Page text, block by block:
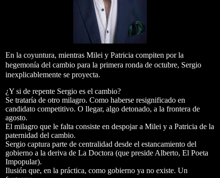
En la coyuntura, mientras Milei y Patricia compiten por la
hegemonía del cambio para la primera ronda de octubre, Sergio
inexplicablemente se proyecta.
¿Y si de repente Sergio es el cambio?
Se trataría de otro milagro. Como haberse resignificado en
candidato competitivo. O llegar, algo detonado, a la frontera de
agosto.
El milagro que le falta consiste en despojar a Milei y a Patricia de la
paternidad del cambio.
Sergio captura parte de centralidad desde el estancamiento del
gobierno a la deriva de La Doctora (que preside Alberto, El Poeta
Impopular).
Ilusión que, en la práctica, como gobierno ya no existe. Un